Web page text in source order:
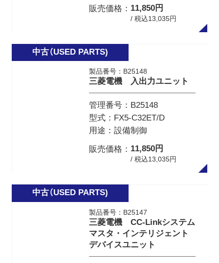
販売価格 11,850円
/ 税込13,035円
製品番号：B25148
三菱電機 入出力ユニット
管理番号
B25148
型式
FX5-C32ET/D
用途
設備制御
販売価格
11,850円
/ 税込13,035円
製品番号：B25147
三菱電機 CC-Linkシステム
マスタ・インテリジェント
デバイスユニット